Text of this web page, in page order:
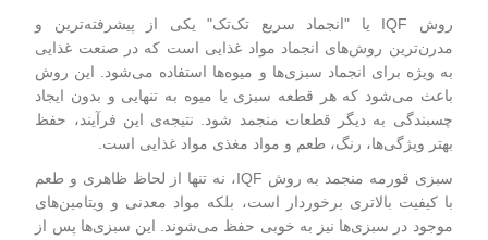
روش IQF یا "انجماد سریع تک‌تک" یکی از پیشرفته‌ترین و
مدرن‌ترین روش‌های انجماد مواد غذایی است که در صنعت غذایی
به ویژه برای انجماد سبزی‌ها و میوه‌ها استفاده می‌شود. این روش
باعث می‌شود که هر قطعه سبزی یا میوه به تنهایی و بدون ایجاد
چسبندگی به دیگر قطعات منجمد شود. نتیجه‌ی این فرآیند، حفظ
بهتر ویژگی‌ها، رنگ، طعم و مواد مغذی مواد غذایی است.
سبزی قورمه منجمد
به روش IQF، نه تنها از لحاظ ظاهری و طعم
با کیفیت بالاتری برخوردار است، بلکه مواد معدنی و ویتامین‌های
موجود در سبزی‌ها نیز به خوبی حفظ می‌شوند. این سبزی‌ها پس از